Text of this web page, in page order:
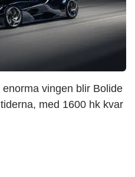
vingen blir Bolide
med 1600 hk kvar